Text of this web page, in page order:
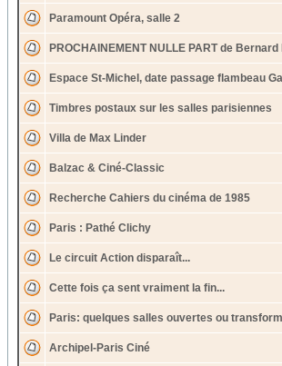
Paramount Opéra, salle 2
PROCHAINEMENT NULLE PART de
Espace St-Michel, date passage flambeau
Timbres postaux sur les salles parisiennes
Villa de Max Linder
Balzac & Ciné-Classic
Recherche Cahiers du cinéma de 1985
Paris : Pathé Clichy
Le circuit Action disparaît...
Cette fois ça sent vraiment la fin...
Paris: quelques salles ouvertes ou
Archipel-Paris Ciné